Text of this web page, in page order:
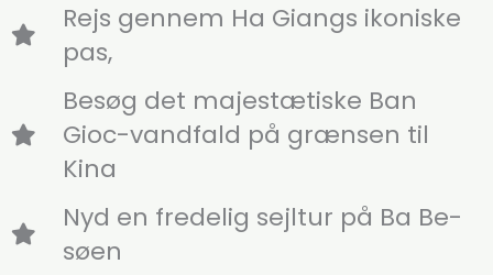
Rejs gennem Ha Giangs ikoniske
pas,
Besøg det majestætiske Ban
Gioc-vandfald på grænsen til
Kina
Nyd en fredelig sejltur på Ba Be-
søen